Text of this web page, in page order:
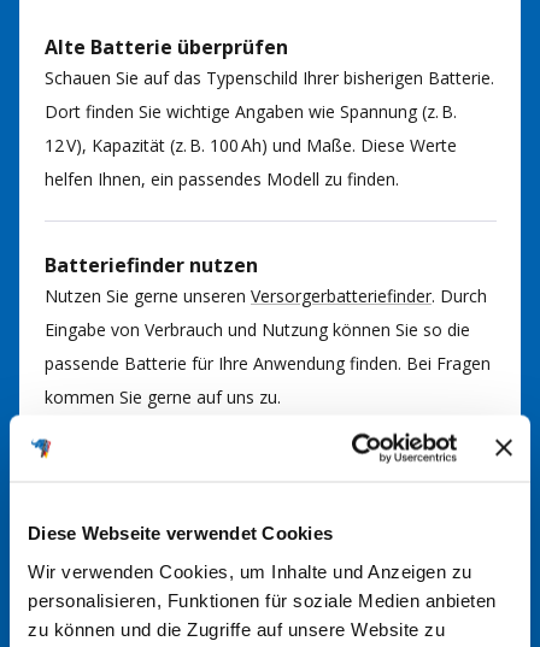
Diese Webseite verwendet Cookies
Wir verwenden Cookies, um Inhalte und Anzeigen zu
personalisieren, Funktionen für soziale Medien anbieten
zu können und die Zugriffe auf unsere Website zu
Alte Batterie überprüfen
Schauen Sie auf das Typenschild Ihrer bisherigen Batterie.
Dort finden Sie wichtige Angaben wie Spannung (z. B.
12 V), Kapazität (z. B. 100 Ah) und Maße. Diese Werte
helfen Ihnen, ein passendes Modell zu finden.
Batteriefinder nutzen
Nutzen Sie gerne unseren Versorgerbatteriefinder. Durch
Eingabe von Verbrauch und Nutzung können Sie so die
passende Batterie für Ihre Anwendung finden. Bei Fragen
kommen Sie gerne auf uns zu.
die erforderlichen Spezifikationen und Größen angegeben.